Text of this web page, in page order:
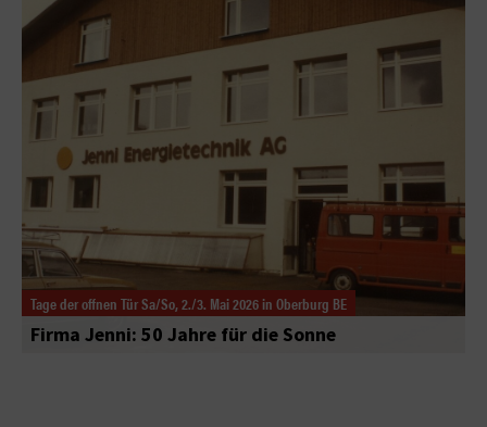
Tage der offnen Tür Sa/So, 2./3. Mai 2026 in Oberburg BE
Firma Jenni: 50 Jahre für die Sonne